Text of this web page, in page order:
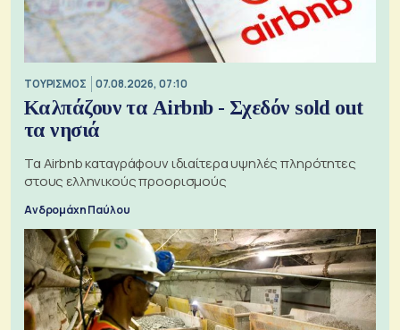
ΤΟΥΡΙΣΜΟΣ 07.08.2026, 07:10
Καλπάζουν τα Airbnb - Σχεδόν sold out
τα νησιά
Τα Airbnb καταγράφουν ιδιαίτερα υψηλές πληρότητες
στους ελληνικούς προορισμούς
Ανδρομάχη Παύλου